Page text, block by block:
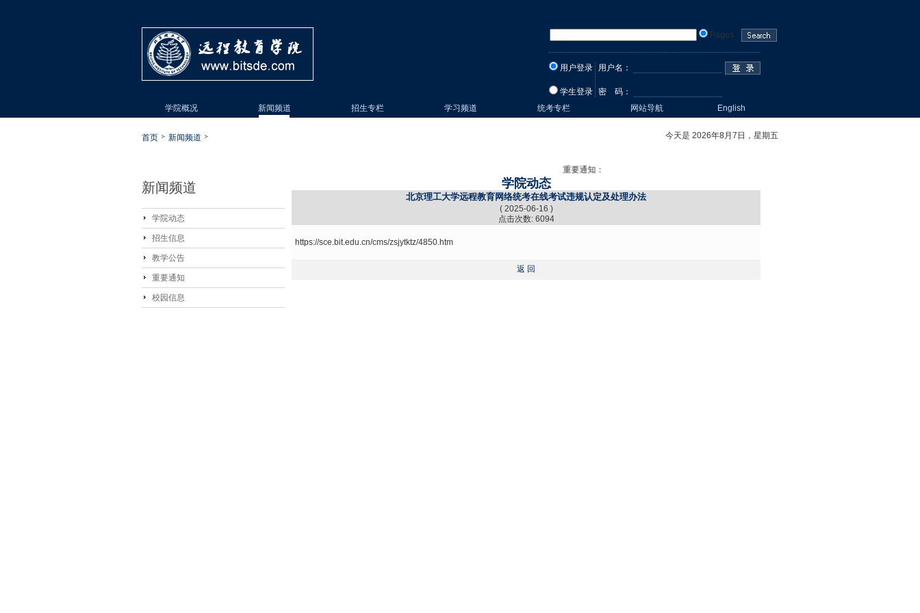
Pages
用户登录 用户名 ：
学生登录 密 码：
学院概况
新闻频道 招生专栏 学习频道 统考专栏 网站导航 English
首页 新闻频道 今天是 2026年8月7日，星期五
重要通知：
新闻频道
学院动态
招生信息
教学公告
重要通知
校园信息
学院动态
北京理工大学远程教育网络统考在线考试违规认定及处理办法
( 2025-06-16 )
点击次数: 6094
https://sce.bit.edu.cn/cms/zsjytktz/4850.htm
返 回